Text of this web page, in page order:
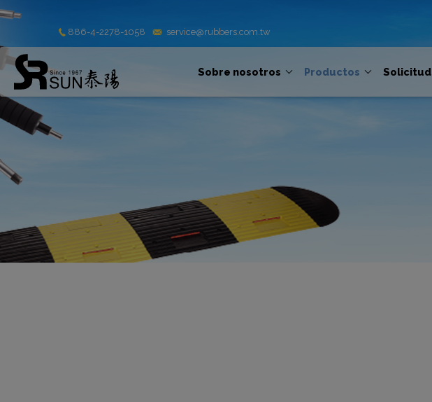
886-4-2278-1058 service@rubbers.com.tw
Sobre nosotros Productos Solicitud
Panel de gestión de cookies